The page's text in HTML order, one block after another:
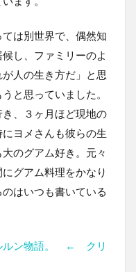
は別世界で、偶然知
し、ファミリーのよ
人の生き方だ」と思
と思っていました。
、３ヶ月ほど現地の
ヨメさんも彼らの生
のグアム好き。元々
グアム料理をかなり
はいつも書いている
ルン物語。 ← クリ